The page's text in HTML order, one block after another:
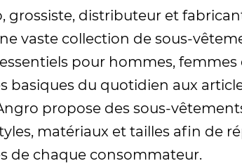
grossiste, distributeur et
vaste collection de sous-
pour hommes, femmes
basiques du quotidien aux
propose des sous-
matériaux et tailles afin de
de chaque consommateur.